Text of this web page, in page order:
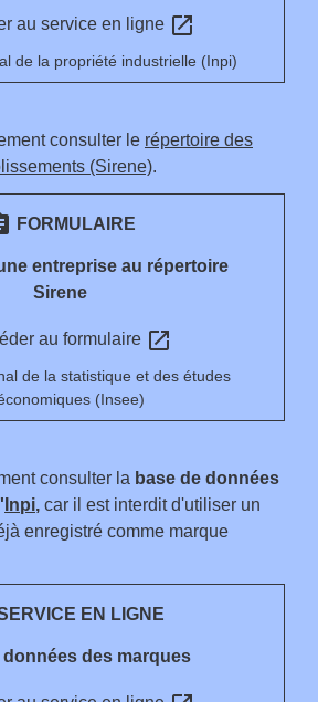
au service en ligne open_in_new
de la propriété industrielle (Inpi)
consulter le répertoire des
(Sirene).
FORMULAIRE
entreprise au répertoire
Sirene
au formulaire open_in_new
de la statistique et des études
(Insee)
consulter la base de données
Inpi, car il est interdit d'utiliser un
enregistré comme marque
EN LIGNE
données des marques